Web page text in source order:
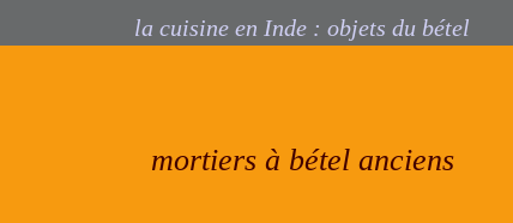
la cuisine en Inde : objets du bétel
mortiers à bétel anciens